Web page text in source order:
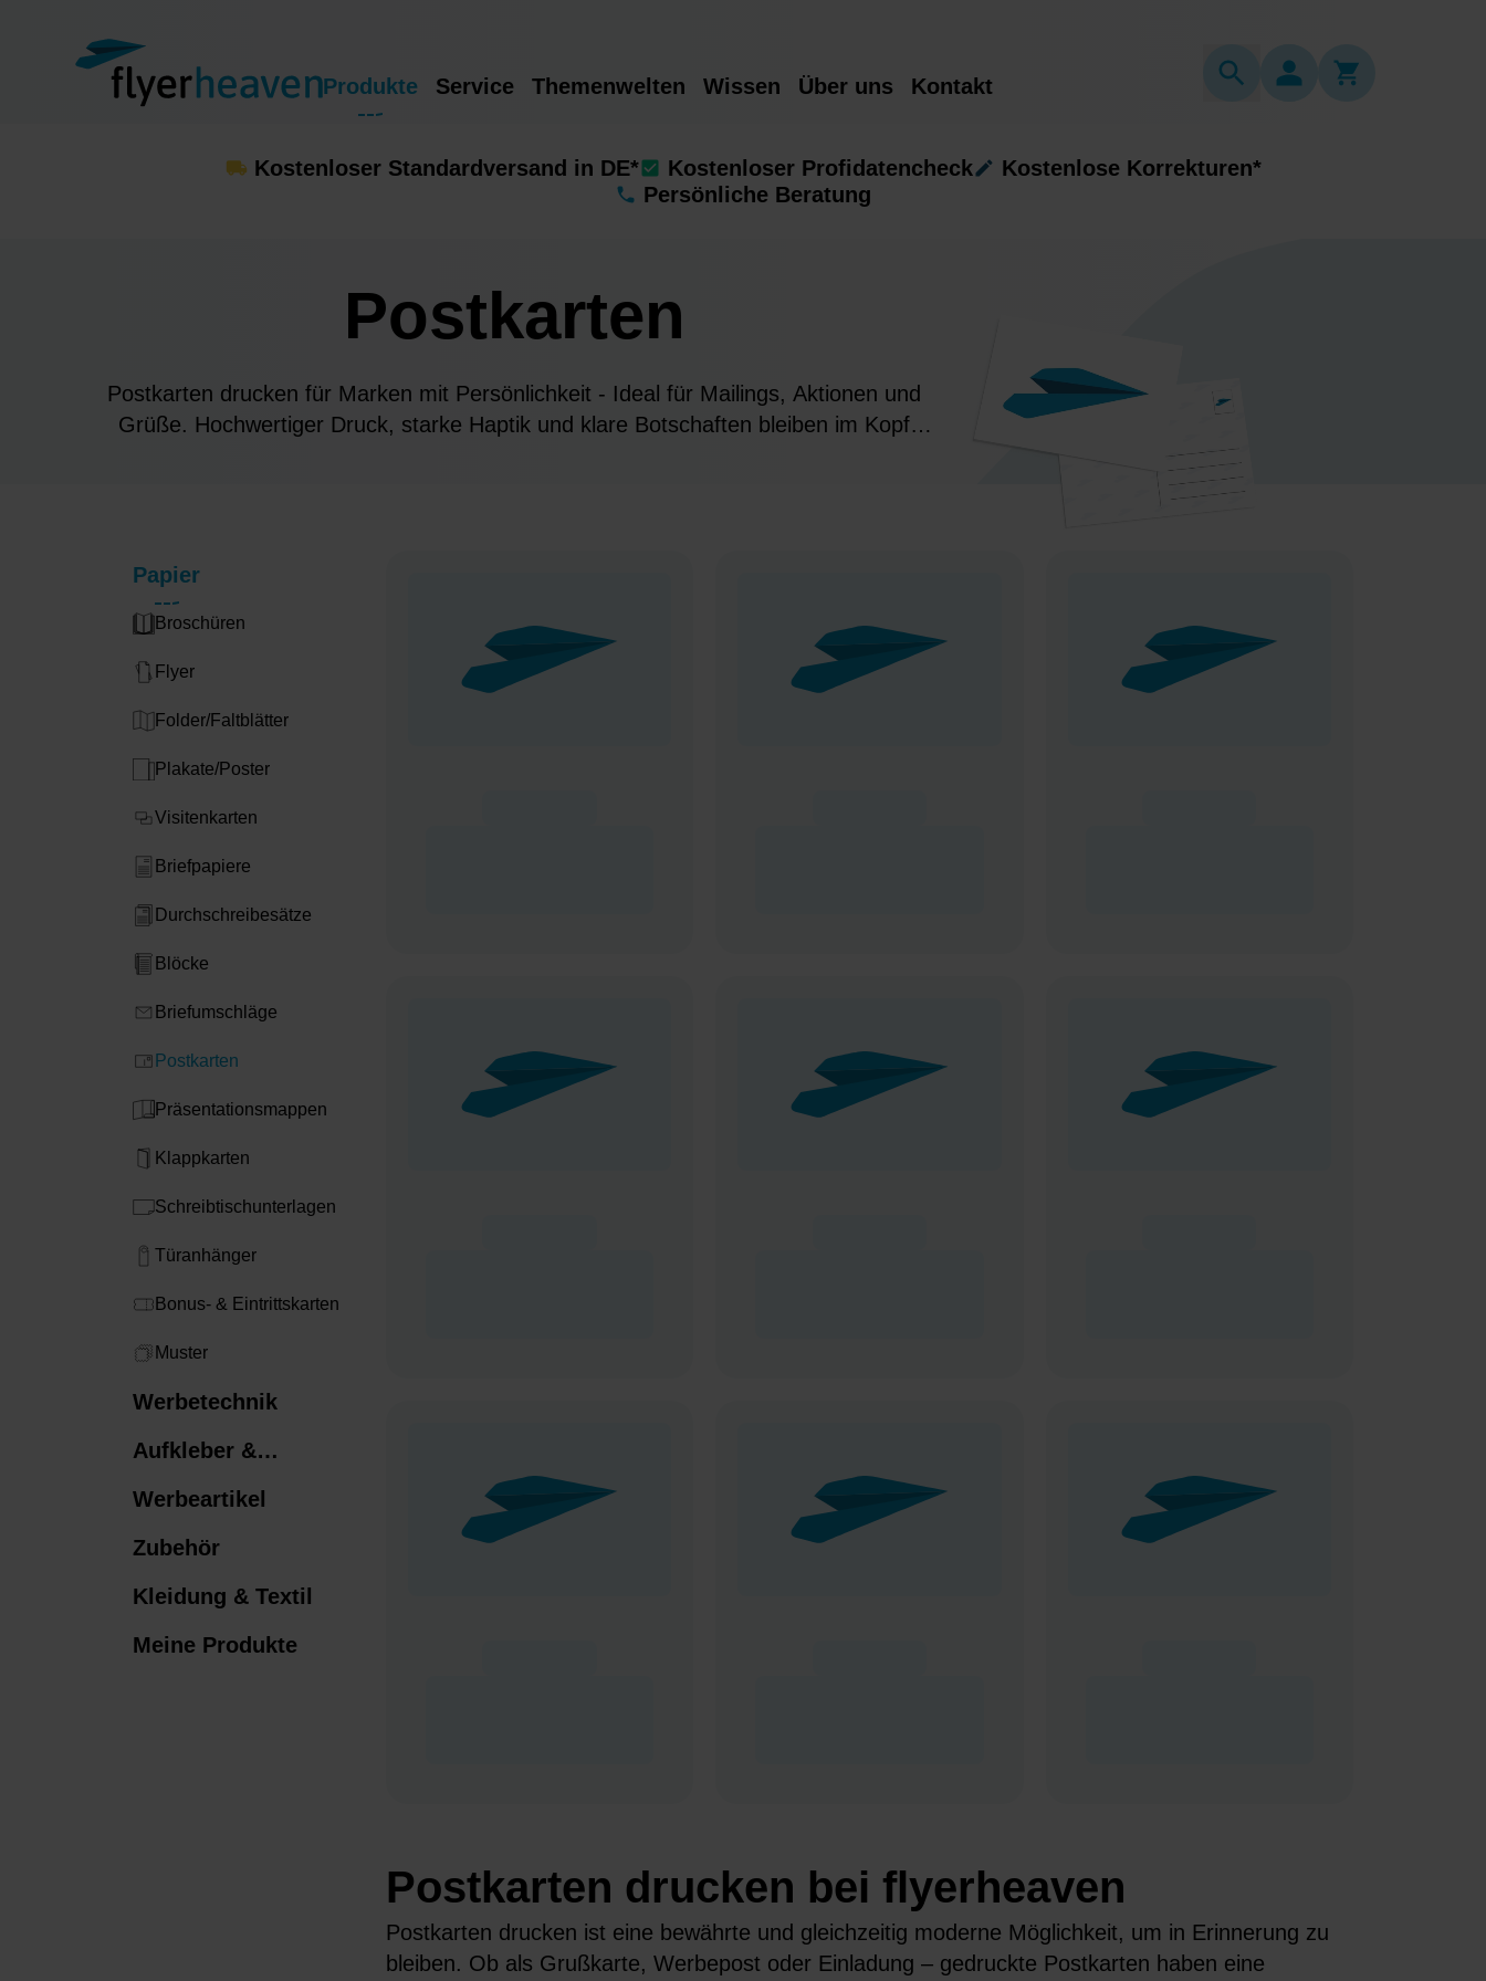
Produkte Service Themenwelten Wissen Über uns Kontakt
Kostenloser Standardversand in DE* Kostenloser Profidatencheck
Kostenlose Korrekturen*
Persönliche Beratung
Postkarten
Postkarten drucken für Marken mit Persönlichkeit - Ideal für Mailings, Aktionen und
Grüße. Hochwertiger Druck, starke Haptik und klare Botschaften bleiben im Kopf
Papier
Broschüren
Flyer
Folder/Faltblätter
Plakate/Poster
Visitenkarten
Briefpapiere
Durchschreibesätze
Blöcke
Briefumschläge
Postkarten
Präsentationsmappen
Klappkarten
Schreibtischunterlagen
Türanhänger
Bonus- & Eintrittskarten​
Muster
Werbetechnik
Aufkleber &
Werbeartikel
Zubehör
Kleidung & Textil
Meine Produkte
Postkarten drucken bei flyerheaven
Postkarten drucken ist eine bewährte und gleichzeitig moderne Möglichkeit, um in Erinnerung zu
bleiben. Ob als Grußkarte, Werbepost oder Einladung – gedruckte Postkarten haben eine